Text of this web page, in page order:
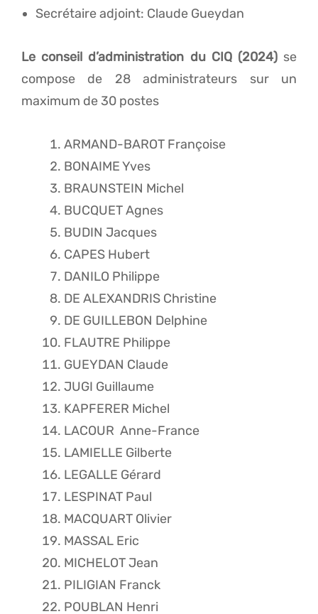
Secrétaire adjoint: Claude Gueydan
Le conseil d’administration du CIQ (2024)se
compose de 28 administrateurs sur un
maximum de 30 postes
ARMAND-BAROT Françoise
BONAIME Yves
BRAUNSTEIN Michel
BUCQUET Agnes
BUDIN Jacques
CAPES Hubert
DANILO Philippe
DE ALEXANDRIS Christine
DE GUILLEBON Delphine
FLAUTRE Philippe
GUEYDAN Claude
JUGI Guillaume
KAPFERER Michel
LACOUR Anne-France
LAMIELLE Gilberte
LEGALLE Gérard
LESPINAT Paul
MACQUART Olivier
MASSAL Eric
MICHELOT Jean
PILIGIAN Franck
POUBLAN Henri